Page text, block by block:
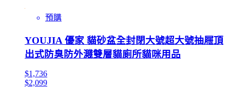
預購
YOUJIA 優家 貓砂盆全封閉大號超大號抽屜頂
出式防臭防外濺雙層貓廁所貓咪用品
$1,736
$2,099